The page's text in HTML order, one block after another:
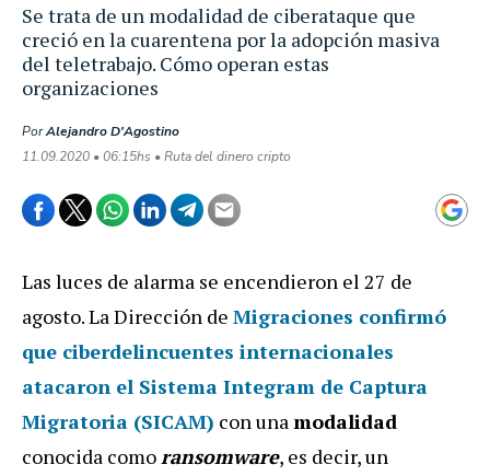
Se trata de un modalidad de ciberataque que
creció en la cuarentena por la adopción masiva
del teletrabajo. Cómo operan estas
organizaciones
PorAlejandro D'Agostino
11.09.2020 • 06:15hs • Ruta del dinero cripto
Las luces de alarma se encendieron el 27 de
agosto. La Dirección de Migraciones confirmó
que ciberdelincuentes internacionales
atacaron el Sistema Integram de Captura
Migratoria (SICAM) con unamodalidad
conocida comoransomware, es decir, un